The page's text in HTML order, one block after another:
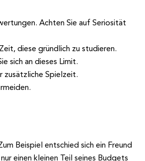
Achten Sie auf Seriosität
diese gründlich zu studieren.
sich an dieses Limit.
zusätzliche Spielzeit.
Beispiel entschied sich ein Freund
einen kleinen Teil seines Budgets